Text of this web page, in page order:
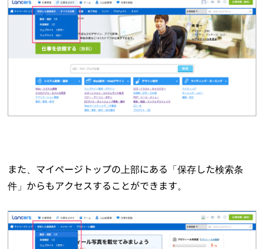
また、マイページトップの上部にある「保存した検索条
件」からもアクセスすることができます。